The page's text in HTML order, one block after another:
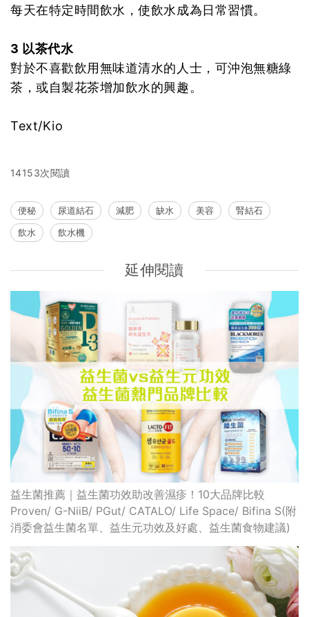
每天在特定時間飲水，使飲水成為日常習慣。
3 以茶代水
對於不喜歡飲用無味道清水的人士，可沖泡無糖綠
茶，或自製花茶增加飲水的興趣。
Text/Kio
14153次閱讀
便秘 尿道結石 減肥 缺水 美容
腎結石
飲水
飲水機
延伸閱讀
益生菌推薦｜益生菌功效助改善濕疹！10大品牌比較
Proven/ G-NiiB/ PGut/ CATALO/ Life Space/ Bifina S(附
消委會益生菌名單、益生元功效及好處、益生菌食物建議)